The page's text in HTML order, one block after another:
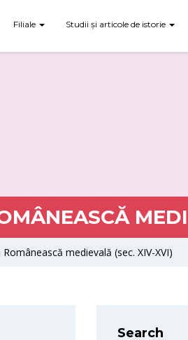
Filiale Studii și articole de istorie
medievală (sec. XIV-XVI)
Search